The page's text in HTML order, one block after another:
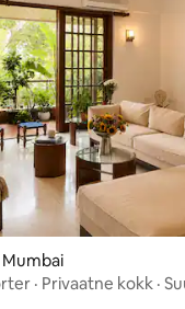
· Privaatne kokk ·